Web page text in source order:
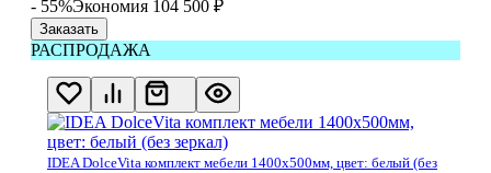
- 55%Экономия 104 500 ₽
Заказать
РАСПРОДАЖА
IDEA DolceVita комплект мебели 1400x500мм, цвет: белый (без